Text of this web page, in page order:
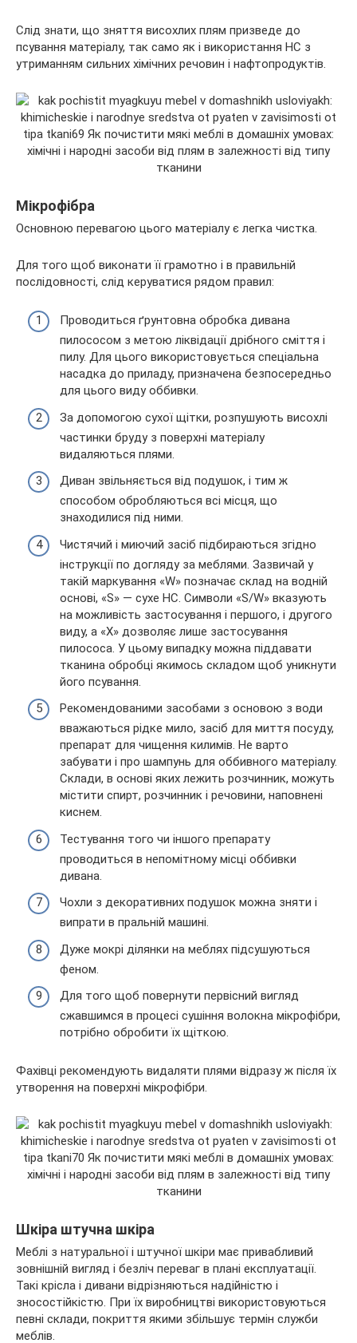
Слід знати, що зняття висохлих плям призведе до
псування матеріалу, так само як і використання НС з
утриманням сильних хімічних речовин і нафтопродуктів.
Мікрофібра
Основною перевагою цього матеріалу є легка чистка.
Для того щоб виконати її грамотно і в правильній
послідовності, слід керуватися рядом правил:
Проводиться ґрунтовна обробка дивана
пилососом з метою ліквідації дрібного сміття і
пилу. Для цього використовується спеціальна
насадка до приладу, призначена безпосередньо
для цього виду оббивки.
За допомогою сухої щітки, розпушують висохлі
частинки бруду з поверхні матеріалу
видаляються плями.
Диван звільняється від подушок, і тим ж
способом обробляються всі місця, що
знаходилися під ними.
Чистячий і миючий засіб підбираються згідно
інструкції по догляду за меблями. Зазвичай у
такій маркування «W» позначає склад на водній
основі, «S» — сухе НС. Символи «S/W» вказують
на можливість застосування і першого, і другого
виду, а «X» дозволяє лише застосування
пилососа. У цьому випадку можна піддавати
тканина обробці якимось складом щоб уникнути
його псування.
Рекомендованими засобами з основою з води
вважаються рідке мило, засіб для миття посуду,
препарат для чищення килимів. Не варто
забувати і про шампунь для оббивного матеріалу.
Склади, в основі яких лежить розчинник, можуть
містити спирт, розчинник і речовини, наповнені
киснем.
Тестування того чи іншого препарату
проводиться в непомітному місці оббивки
дивана.
Чохли з декоративних подушок можна зняти і
випрати в пральній машині.
Дуже мокрі ділянки на меблях підсушуються
феном.
Для того щоб повернути первісний вигляд
сжавшимся в процесі сушіння волокна мікрофібри,
потрібно обробити їх щіткою.
Фахівці рекомендують видаляти плями відразу ж після їх
утворення на поверхні мікрофібри.
Шкіра штучна шкіра
Меблі з натуральної і штучної шкіри має привабливий
зовнішній вигляд і безліч переваг в плані експлуатації.
Такі крісла і дивани відрізняються надійністю і
зносостійкістю. При їх виробництві використовуються
певні склади, покриття якими збільшує термін служби
меблів.